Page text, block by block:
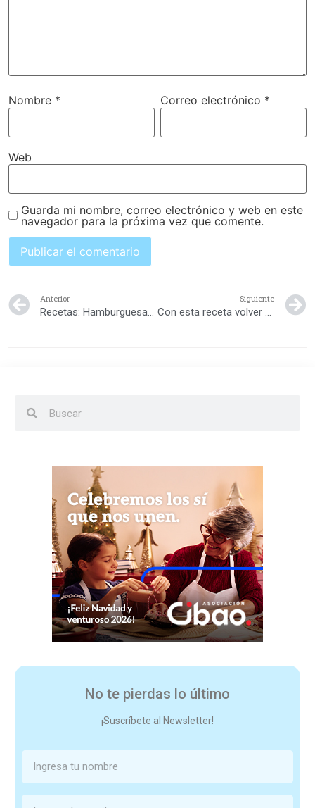
Nombre * Correo electrónico *
Web
Guarda mi nombre, correo electrónico y web en este
navegador para la próxima vez que comente.
Anterior
Recetas: Hamburguesas de pollo
Siguiente
Con esta receta volver a clases es un maíz
No te pierdas lo último
¡Suscríbete al Newsletter!